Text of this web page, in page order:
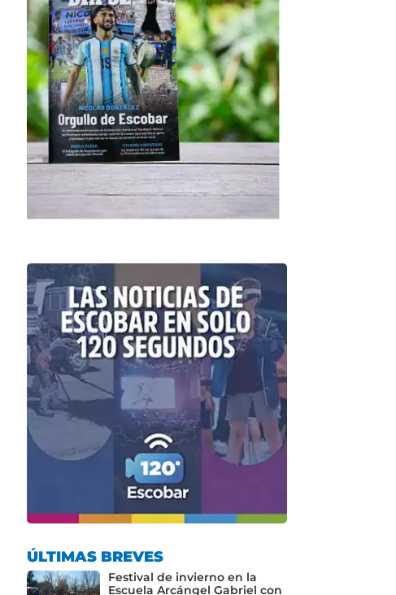
ÚLTIMAS BREVES
Festival de invierno en la
Escuela Arcángel Gabriel con